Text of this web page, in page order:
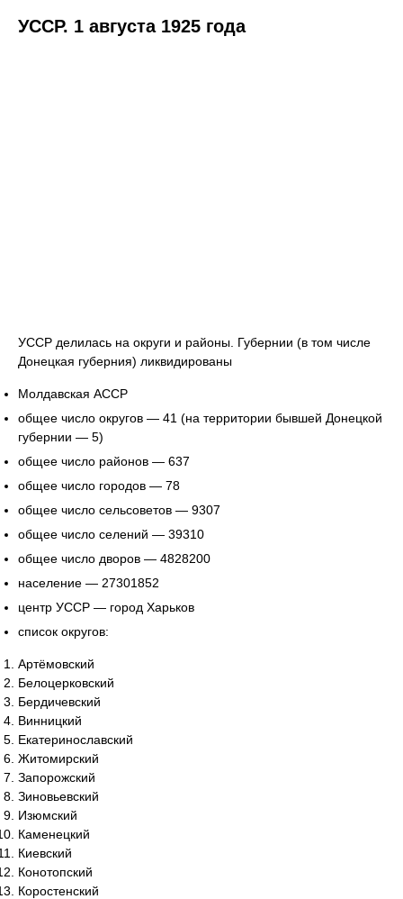
УССР. 1 августа 1925 года
УССР делилась на округи и районы. Губернии (в том числе
Донецкая губерния) ликвидированы
Молдавская АССР
общее число округов — 41 (на территории бывшей Донецкой
губернии — 5)
общее число районов — 637
общее число городов — 78
общее число сельсоветов — 9307
общее число селений — 39310
общее число дворов — 4828200
население — 27301852
центр УССР — город Харьков
список округов:
Артёмовский
Белоцерковский
Бердичевский
Винницкий
Екатеринославский
Житомирский
Запорожский
Зиновьевский
Изюмский
Каменецкий
Киевский
Конотопский
Коростенский